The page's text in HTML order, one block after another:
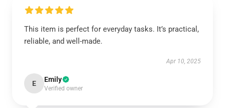
This item is perfect for everyday tasks. It’s practical,
reliable, and well-made.
Apr 10, 2025
E Emily
Verified owner